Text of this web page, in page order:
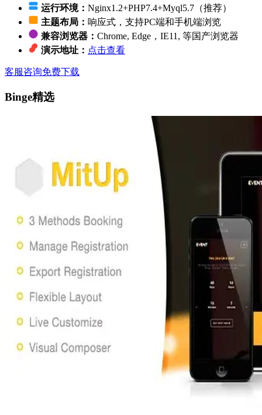
运行环境： Nginx1.2+PHP7.4+Myql5.7（推荐）
主题布局： 响应式，支持PC端和手机端浏览
兼容浏览器： Chrome, Edge，IE11, 等国产浏览器
演示地址： 点击查看
客服咨询免费下载
Binge精选